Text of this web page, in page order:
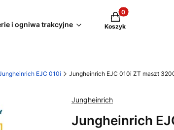
i ogniwa trakcyjne
Produkty w
Koszyk
EJC 010i Jungheinrich EJC 010i ZT maszt
Jungheinrich
Jungheinrich